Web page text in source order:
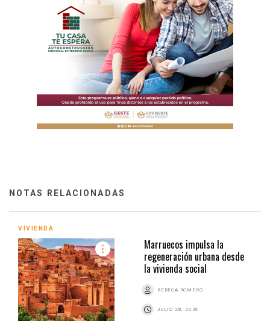
NOTAS RELACIONADAS
VIVIENDA
Marruecos impulsa la
regeneración urbana desde
la vivienda social
REBECA ROMERO
JULIO 28, 2026